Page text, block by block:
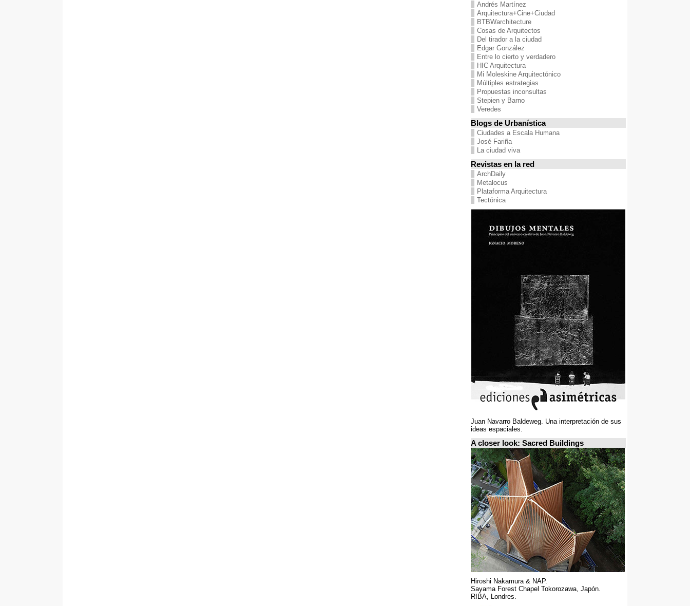
Andrés Martínez
Arquitectura+Cine+Ciudad
BTBWarchitecture
Cosas de Arquitectos
Del tirador a la ciudad
Edgar González
Entre lo cierto y verdadero
HIC Arquitectura
Mi Moleskine Arquitectónico
Múltiples estrategias
Propuestas inconsultas
Stepien y Barno
Veredes
Blogs de Urbanística
Ciudades a Escala Humana
José Fariña
La ciudad viva
Revistas en la red
ArchDaily
Metalocus
Plataforma Arquitectura
Tectónica
Juan Navarro Baldeweg. Una interpretación de sus
ideas espaciales.
A closer look: Sacred Buildings
Hiroshi Nakamura & NAP.
Sayama Forest Chapel Tokorozawa, Japón.
RIBA, Londres.